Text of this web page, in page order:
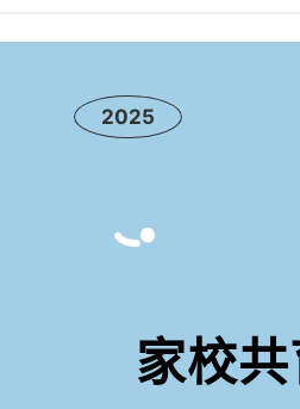
2025
家校